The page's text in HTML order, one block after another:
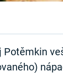
Potěmkin